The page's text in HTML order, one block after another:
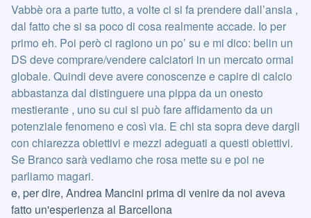
Vabbè ora a parte tutto, a volte ci si fa prendere dall’ansia ,
dal fatto che si sa poco di cosa realmente accade. Io per
primo eh. Poi però ci ragiono un po’ su e mi dico: belin un
DS deve comprare/vendere calciatori in un mercato ormai
globale. Quindi deve avere conoscenze e capire di calcio
abbastanza dal distinguere una pippa da un onesto
mestierante , uno su cui si può fare affidamento da un
potenziale fenomeno e così via. E chi sta sopra deve dargli
con chiarezza obiettivi e mezzi adeguati a questi obiettivi.
Se Branco sarà vediamo che rosa mette su e poi ne
parliamo magari.
e, per dire, Andrea Mancini prima di venire da noi aveva
fatto un'esperienza al Barcellona